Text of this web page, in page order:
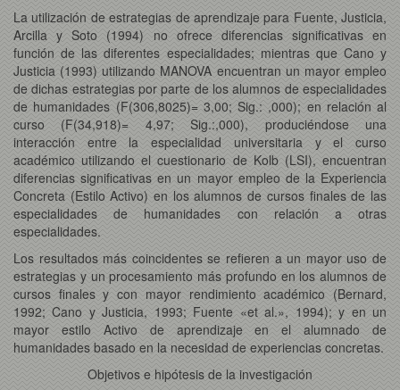
La utilización de estrategias de aprendizaje para Fuente, Justicia,
Arcilla y Soto (1994) no ofrece diferencias significativas en
función de las diferentes especialidades; mientras que Cano y
Justicia (1993) utilizando MANOVA encuentran un mayor empleo
de dichas estrategias por parte de los alumnos de especialidades
de humanidades (F(306,8025)= 3,00; Sig.: ,000); en relación al
curso (F(34,918)= 4,97; Sig.:,000), produciéndose una
interacción entre la especialidad universitaria y el curso
académico utilizando el cuestionario de Kolb (LSI), encuentran
diferencias significativas en un mayor empleo de la Experiencia
Concreta (Estilo Activo) en los alumnos de cursos finales de las
especialidades de humanidades con relación a otras
especialidades.
Los resultados más coincidentes se refieren a un mayor uso de
estrategias y un procesamiento más profundo en los alumnos de
cursos finales y con mayor rendimiento académico (Bernard,
1992; Cano y Justicia, 1993; Fuente «et al.», 1994); y en un
mayor estilo Activo de aprendizaje en el alumnado de
humanidades basado en la necesidad de experiencias concretas.
Objetivos e hipótesis de la investigación